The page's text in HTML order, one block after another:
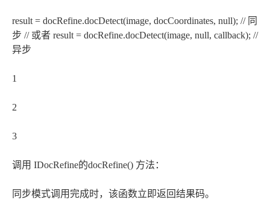
result = docRefine.docDetect(image, docCoordinates, null); // 同
步 // 或者 result = docRefine.docDetect(image, null, callback); //
异步
1
2
3
调用 IDocRefine的docRefine() 方法：
同步模式调用完成时，该函数立即返回结果码。